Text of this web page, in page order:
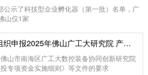
公示了科技型企业孵化器（第一批）名单，广
山仅1家
关于组织申报2025年佛山广工大研究院 产业直投项目的通知
山市南海区广工大数控装备协同创新研究院
专项资金实施细则》等文件的要求